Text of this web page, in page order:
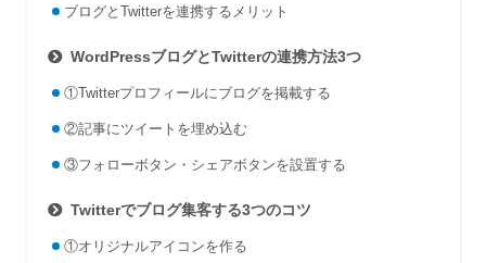
ブログとTwitterを連携するメリット
WordPressブログとTwitterの連携方法3つ
①Twitterプロフィールにブログを掲載する
②記事にツイートを埋め込む
③フォローボタン・シェアボタンを設置する
Twitterでブログ集客する3つのコツ
①オリジナルアイコンを作る